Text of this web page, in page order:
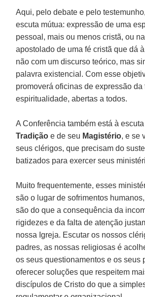
Aqui, pelo debate e pelo
escuta mútua: expressão de uma
pessoal, mais ou menos cristã, ou
apostolado de uma fé cristã que dá
não com um discurso teórico, mas
palavra existencial. Com esse
promoverá oficinas de expressão da
espiritualidade, abertas a todos.
A Conferência também está à
Tradiçãoe de seu Magistério, e se
seus clérigos, que precisam do
batizados para exercer seus
Muito frequentemente, esses
são o lugar de sofrimentos
são do que a consequência da
rigidezes e da falta de atenção
nossa Igreja. Escutar os nossos
padres, as nossas religiosas é
os seus questionamentos e os seus
oferecer soluções que respeitem
discípulos de Cristo do que a